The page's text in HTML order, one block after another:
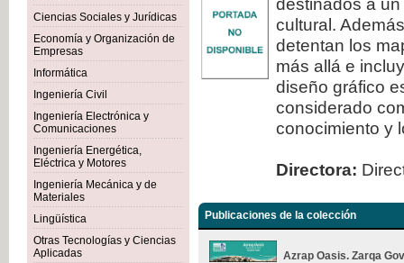
Ciencias Sociales y Jurídicas
Economía y Organización de
Empresas
Informática
Ingeniería Civil
Ingeniería Electrónica y
Comunicaciones
Ingeniería Energética,
Eléctrica y Motores
Ingeniería Mecánica y de
Materiales
Lingüística
Otras Tecnologías y Ciencias
Aplicadas
destinados a
cultural.
detentan los
más allá e
diseño gráfico
considerado
conocimiento y
Directora:
Publicaciones de la colección
Azrap Oasis. Zarqa